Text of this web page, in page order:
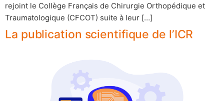
rejoint le Collège Français de Chirurgie Orthopédique et
Traumatologique (CFCOT) suite à leur […]
La publication scientifique de l’ICR